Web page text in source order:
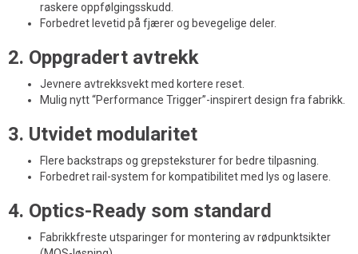
raskere oppfølgingsskudd.
Forbedret levetid på fjærer og bevegelige deler.
2. Oppgradert avtrekk
Jevnere avtrekksvekt med kortere reset.
Mulig nytt “Performance Trigger”-inspirert design fra fabrikk.
3. Utvidet modularitet
Flere backstraps og grepsteksturer for bedre tilpasning.
Forbedret rail-system for kompatibilitet med lys og lasere.
4. Optics-Ready som standard
Fabrikkfreste utsparinger for montering av rødpunktsikter